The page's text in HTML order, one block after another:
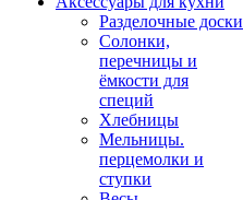
Разделочные доски
Солонки,
перечницы и
ёмкости для
специй
Хлебницы
Мельницы.
перцемолки и
ступки